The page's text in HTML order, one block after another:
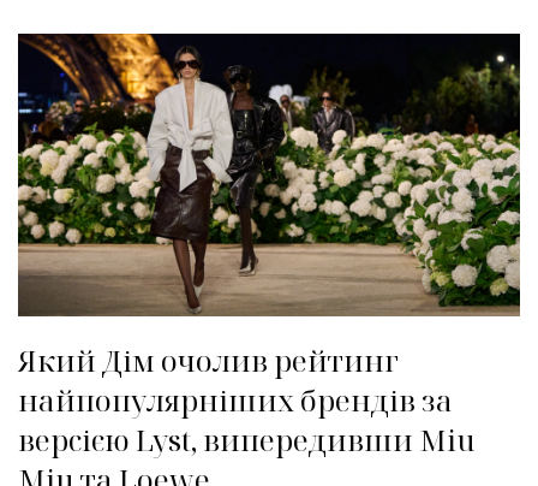
Який Дім очолив рейтинг
найпопулярніших брендів за
версією Lyst, випередивши Miu